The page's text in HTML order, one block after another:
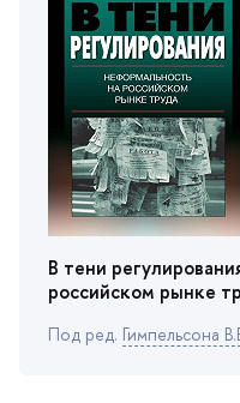
тени
российском рынке
Под ред. Гимпельсона